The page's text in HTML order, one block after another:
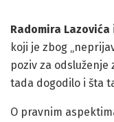
Radomira Lazovića
koji je zbog
poziv za
tada dogodilo i šta
O pravnim